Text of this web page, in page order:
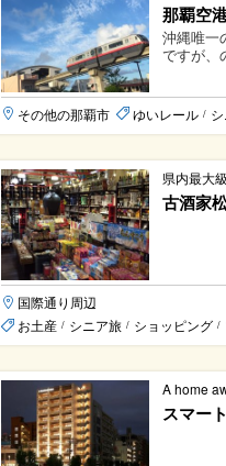
那覇空
沖縄唯一
ですが、
その他の那覇市 ゆいレール /
県内最大
古酒家
国際通り周辺
お土産 / シニア旅 / ショッピング /
A home
スマー